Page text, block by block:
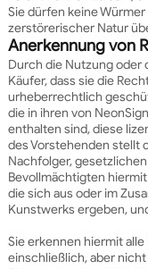
Sie dürfen keine
zerstörerischer Natur
Anerkennung von
Durch die Nutzung oder
Käufer, dass sie die
urheberrechtlich
die in ihren von
enthalten sind, diese
des Vorstehenden stellt
Nachfolger,
Bevollmächtigten
die sich aus oder im
Kunstwerks ergeben,
Sie erkennen hiermit
einschließlich, aber